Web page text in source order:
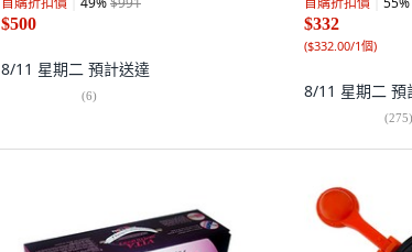
$500
8/11 星期二 預計送達
(6)
$332
($332.00/1個)
8/11 星期二 預
(275)